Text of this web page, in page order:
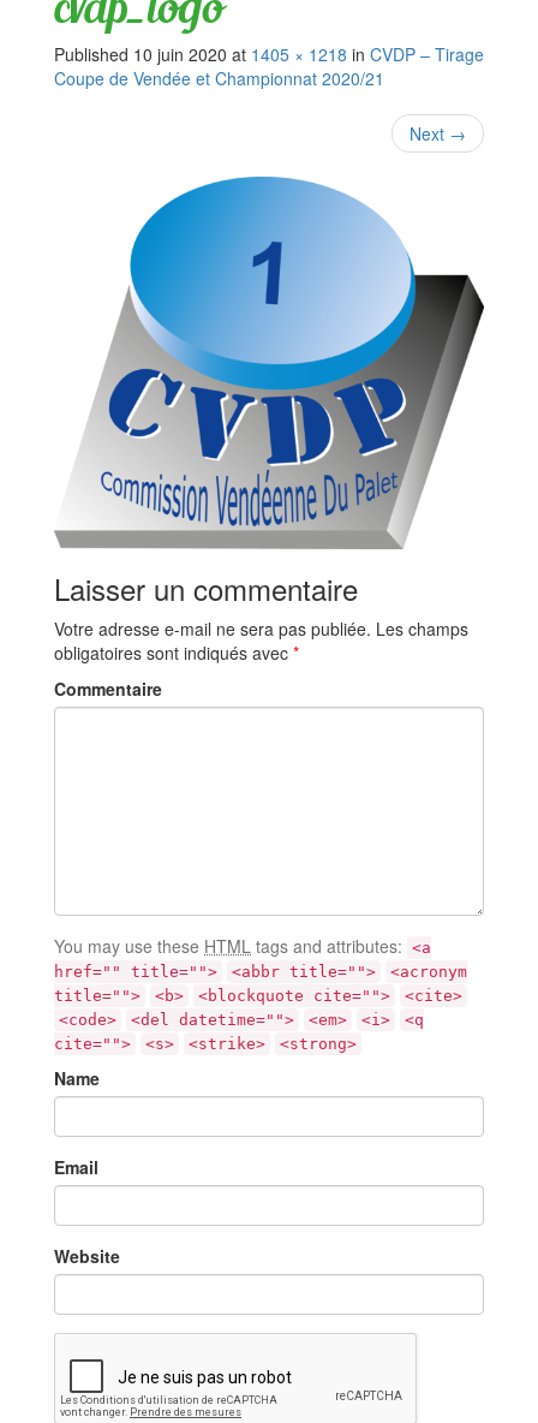
Published 10 juin 2020 at 1405 × 1218 in CVDP – Tirage
Coupe de Vendée et Championnat 2020/21
Next →
Laisser un commentaire
Votre adresse e-mail ne sera pas publiée. Les champs
obligatoires sont indiqués avec *
Commentaire
You may use these HTML tags and attributes: <a
href="" title="">
<abbr title="">
<acronym
title="">
<b> <blockquote cite="">
<cite>
<code>
<del datetime=""> <em> <i>
<q
cite="">
<s> <strike> <strong>
Name
Email
Website